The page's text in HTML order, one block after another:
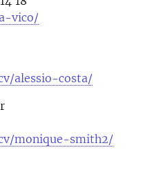
vico/
alessio-costa/
monique-smith2/